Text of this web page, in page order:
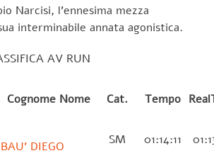
Narcisi, l’ennesima mezza
interminabile annata agonistica.
AV RUN
Cognome Nome Cat. Tempo
BAU’ DIEGO SM 01:14:11